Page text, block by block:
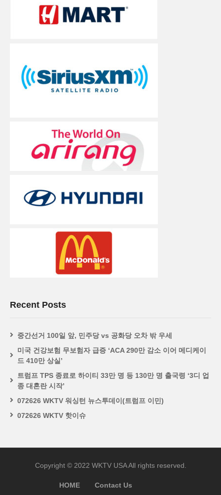
Recent Posts
중간선거 100일 앞, 민주당 vs 공화당 오차 밖 우세
미국 건강보험 무보험자 급증 ‘ACA 290만 감소 이어 메디케이
드 410만 상실’
트럼프 TPS 종료로 하이티 33만 명 등 130만 명 출국령 ‘3디 업
종 대혼란 시작’
072626 WKTV 워싱턴 뉴스투데이(트럼프 이민)
072626 WKTV 핫이슈
Copyright © 2022 WKTV USA All rights reserved.
HOME Contact Us